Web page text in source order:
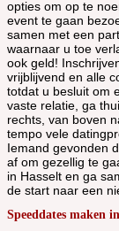
opties om op te
event te gaan
samen met een
waarnaar u toe
ook geld!
vrijblijvend en alle
totdat u besluit om
vaste relatie, ga
rechts, van boven
tempo vele
Iemand gevonden
af om gezellig te
in Hasselt en ga
de start naar een
Speeddates maken